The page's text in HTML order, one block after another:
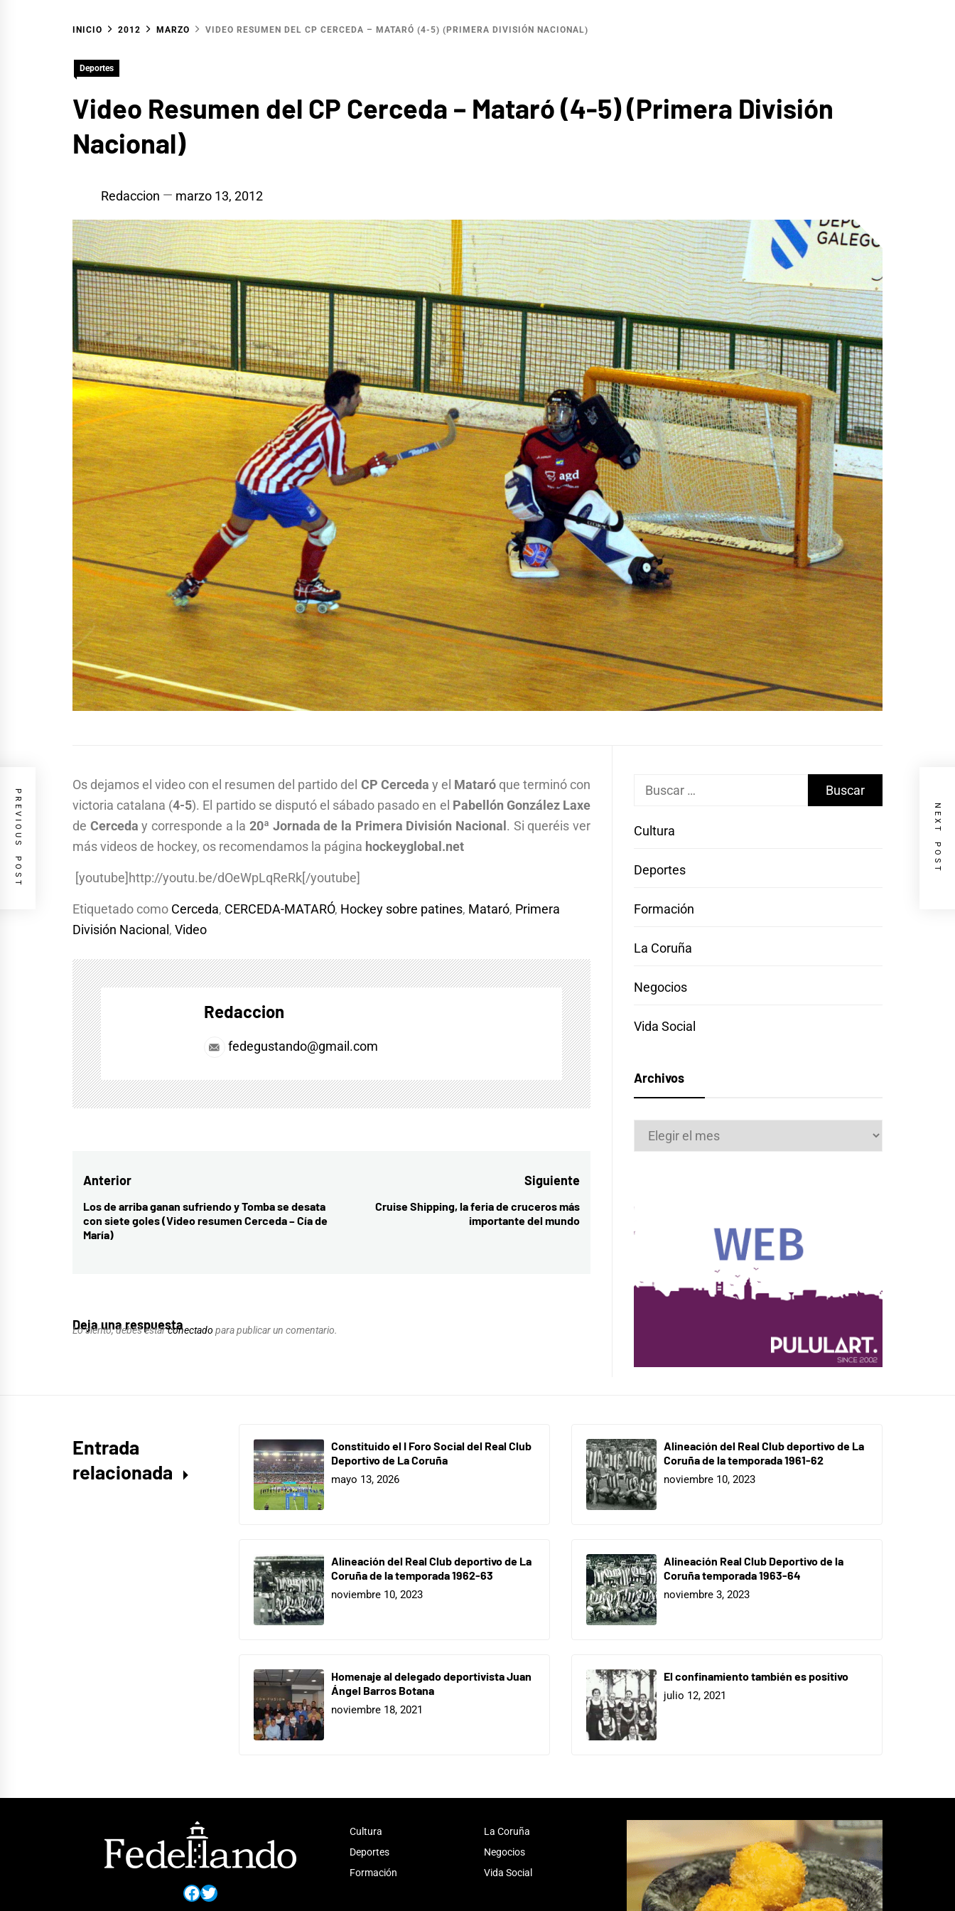
INICIO 2012 MARZO VIDEO RESUMEN DEL CP CERCEDA – MATARÓ (4-5) (PRIMERA DIVISIÓN NACIONAL)
Deportes
Video Resumen del CP Cerceda – Mataró (4-5) (Primera División
Nacional)
Redaccion marzo 13, 2012
Os dejamos el video con el resumen del partido del CP Cerceda y el Mataróque terminó con
victoria catalana (4-5). El partido se disputó el sábado pasado en el Pabellón González Laxe
de Cerceda y corresponde a la 20ª Jornada de la Primera División Nacional . Si queréis ver
más videos de hockey, os recomendamos la página hockeyglobal.net
[youtube]http://youtu.be/dOeWpLqReRk[/youtube]
Etiquetado como Cerceda, CERCEDA-MATARÓ, Hockey sobre patines, Mataró, Primera
División Nacional , Video
Redaccion
fedegustando@gmail.com
Navegación
de
entradas
Anterior
Entrada
anterior:
Los de arriba ganan sufriendo y Tomba se desata
con siete goles (Video resumen Cerceda – Cía de
María)
Siguiente
Entrada
Cruise Shipping, la feria de cruceros más
importante del mundo
PREVIOUS POST NEXT POST
Deja una respuesta
Lo siento, debes estarconectado para publicar un comentario.
Buscar:
Cultura
Deportes
Formación
La Coruña
Negocios
Vida Social
Archivos
Archivos
Entrada
relacionada
Constituido el I Foro Social del Real Club
Deportivo de La Coruña
mayo 13, 2026
Alineación del Real Club deportivo de La
Coruña de la temporada 1961-62
noviembre 10, 2023
Alineación del Real Club deportivo de La
Coruña de la temporada 1962-63
noviembre 10, 2023
Alineación Real Club Deportivo de la
Coruña temporada 1963-64
noviembre 3, 2023
Homenaje al delegado deportivista Juan
Ángel Barros Botana
noviembre 18, 2021
El confinamiento también es positivo
julio 12, 2021
Facebook
Twitter
Cultura
Deportes
Formación
La Coruña
Negocios
Vida Social